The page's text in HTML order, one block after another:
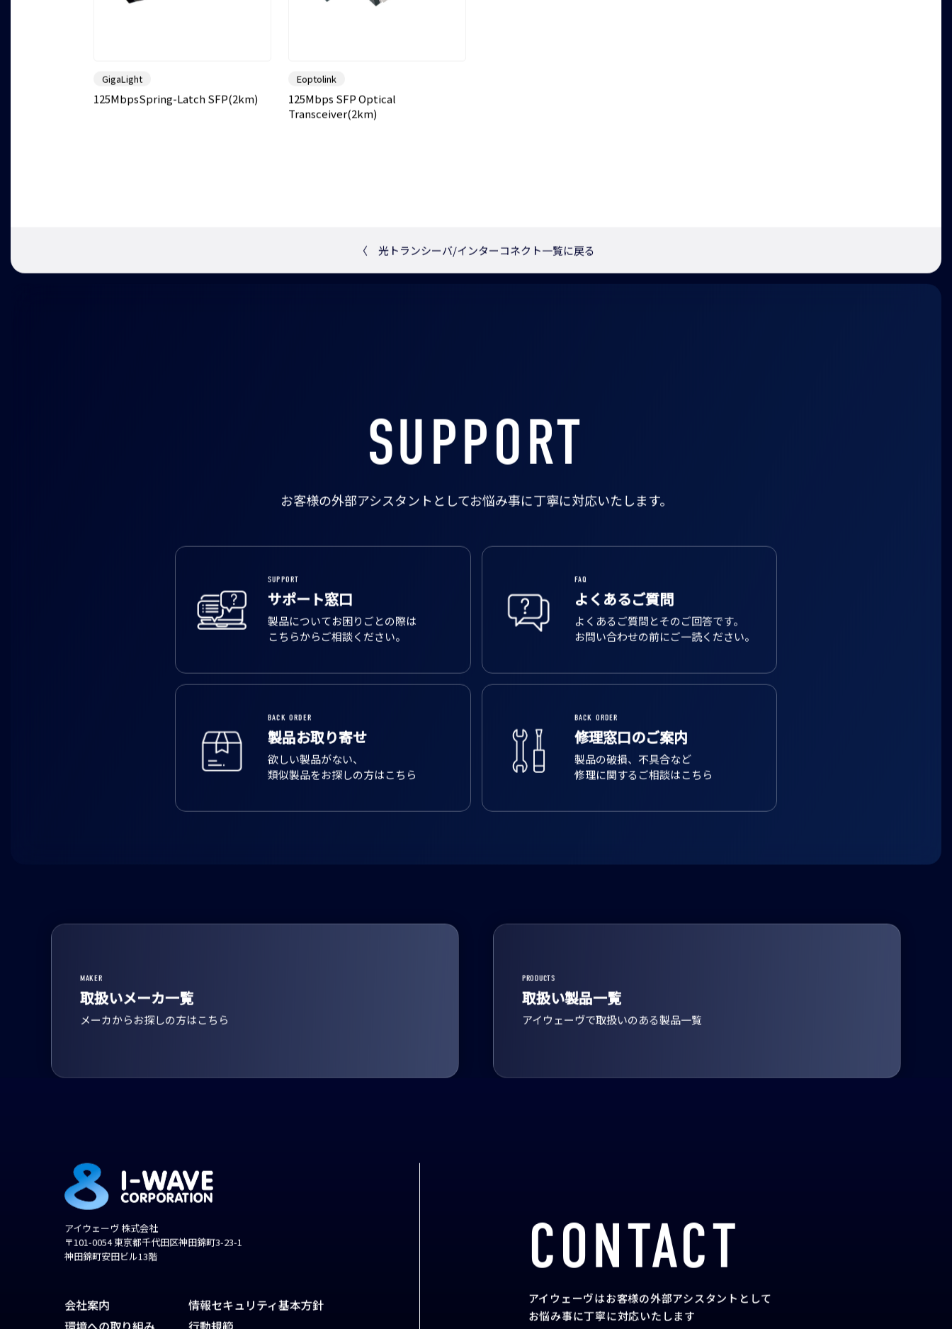
GigaLight
125MbpsSpring-Latch SFP(2km)
Eoptolink
125Mbps SFP Optical
Transceiver(2km)
〈 光トランシーバ/インターコネクト一覧に戻る
SUPPORT
お客様の外部アシスタントとしてお悩み事に丁寧に対応いたします。
SUPPORT
サポート窓口
製品についてお困りごとの際は
こちらからご相談ください。
FAQ
よくあるご質問
よくあるご質問とそのご回答です。
お問い合わせの前にご一読ください。
BACK ORDER
製品お取り寄せ
欲しい製品がない、
類似製品をお探しの方はこちら
BACK ORDER
修理窓口のご案内
製品の破損、不具合など
修理に関するご相談はこちら
MAKER
取扱いメーカ一覧
メーカからお探しの方はこちら
PRODUCTS
取扱い製品一覧
アイウェーヴで取扱いのある製品一覧
CONTACT
アイウェーヴはお客様の外部アシスタント として
お悩み事に丁寧に対応いたします
アイウェーヴ 株式会社
〒101-0054 東京都千代田区神田錦町3-23-1
神田錦町安田ビル13階
会社案内
情報セキュリティ基本方針